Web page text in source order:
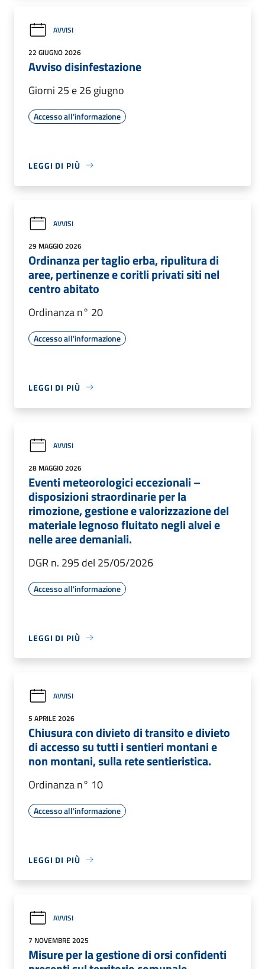
AVVISI
22 GIUGNO 2026
Avviso disinfestazione
Giorni 25 e 26 giugno
Accesso all'informazione
LEGGI DI PIÙ
AVVISI
29 MAGGIO 2026
Ordinanza per taglio erba, ripulitura di
aree, pertinenze e coritli privati siti nel
centro abitato
Ordinanza n° 20
Accesso all'informazione
LEGGI DI PIÙ
AVVISI
28 MAGGIO 2026
Eventi meteorologici eccezionali –
disposizioni straordinarie per la
rimozione, gestione e valorizzazione del
materiale legnoso fluitato negli alvei e
nelle aree demaniali.
DGR n. 295 del 25/05/2026
Accesso all'informazione
LEGGI DI PIÙ
AVVISI
5 APRILE 2026
Chiusura con divieto di transito e divieto
di accesso su tutti i sentieri montani e
non montani, sulla rete sentieristica.
Ordinanza n° 10
Accesso all'informazione
LEGGI DI PIÙ
AVVISI
7 NOVEMBRE 2025
Misure per la gestione di orsi confidenti